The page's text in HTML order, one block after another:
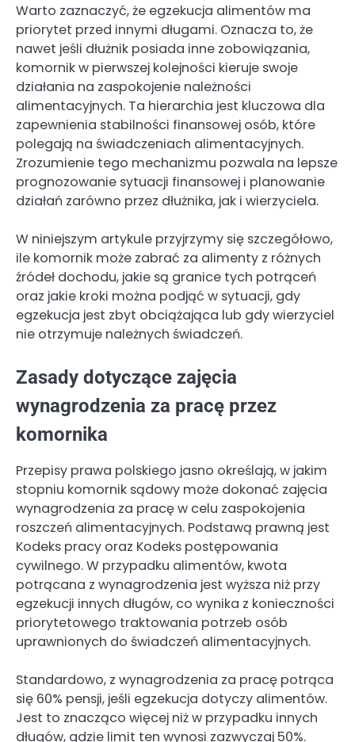
Warto zaznaczyć, że egzekucja alimentów ma
priorytet przed innymi długami. Oznacza to, że
nawet jeśli dłużnik posiada inne zobowiązania,
komornik w pierwszej kolejności kieruje swoje
działania na zaspokojenie należności
alimentacyjnych. Ta hierarchia jest kluczowa dla
zapewnienia stabilności finansowej osób, które
polegają na świadczeniach alimentacyjnych.
Zrozumienie tego mechanizmu pozwala na lepsze
prognozowanie sytuacji finansowej i planowanie
działań zarówno przez dłużnika, jak i wierzyciela.
W niniejszym artykule przyjrzymy się szczegółowo,
ile komornik może zabrać za alimenty z różnych
źródeł dochodu, jakie są granice tych potrąceń
oraz jakie kroki można podjąć w sytuacji, gdy
egzekucja jest zbyt obciążająca lub gdy wierzyciel
nie otrzymuje należnych świadczeń.
Zasady dotyczące zajęcia
wynagrodzenia za pracę przez
komornika
Przepisy prawa polskiego jasno określają, w jakim
stopniu komornik sądowy może dokonać zajęcia
wynagrodzenia za pracę w celu zaspokojenia
roszczeń alimentacyjnych. Podstawą prawną jest
Kodeks pracy oraz Kodeks postępowania
cywilnego. W przypadku alimentów, kwota
potrącana z wynagrodzenia jest wyższa niż przy
egzekucji innych długów, co wynika z konieczności
priorytetowego traktowania potrzeb osób
uprawnionych do świadczeń alimentacyjnych.
Standardowo, z wynagrodzenia za pracę potrąca
się 60% pensji, jeśli egzekucja dotyczy alimentów.
Jest to znacząco więcej niż w przypadku innych
długów, gdzie limit ten wynosi zazwyczaj 50%.